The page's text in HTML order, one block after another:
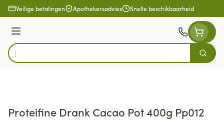
Ga naar de inhoud
Veilige betalingen Apothekersadvies Snelle beschikbaarheid
Menu
Product, merk, categorie...
Zoek
Proteifine Drank Cacao Pot 400g Pp012